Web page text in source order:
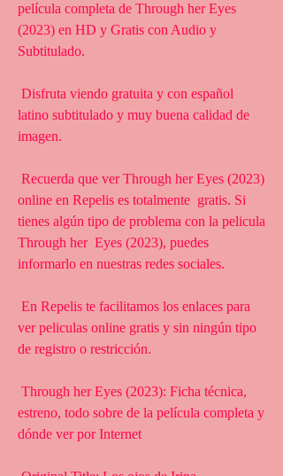
película completa de Through her Eyes
(2023) en HD y Gratis con Audio y
Subtitulado.
latino subtitulado y muy buena calidad de
imagen.
online en Repelis es totalmente  gratis. Si
tienes algún tipo de problema con la pelicula
Through her  Eyes (2023), puedes
informarlo en nuestras redes sociales.
ver peliculas online gratis y sin ningún tipo
de registro o restricción.
estreno, todo sobre de la película completa y
dónde ver por Internet